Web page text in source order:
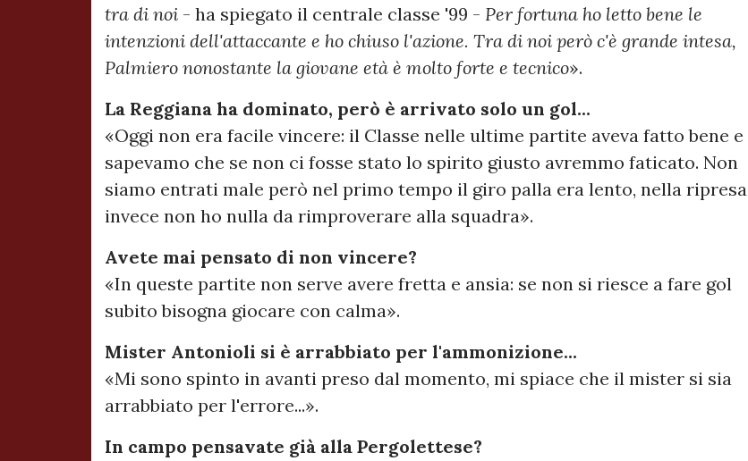
tra di noi - ha spiegato il centrale classe '99 - Per fortuna ho letto bene le
intenzioni dell'attaccante e ho chiuso l'azione. Tra di noi però c'è grande intesa,
Palmiero nonostante la giovane età è molto forte e tecnico».
La Reggiana ha dominato, però è arrivato solo un gol...
«Oggi non era facile vincere: il Classe nelle ultime partite aveva fatto bene e
sapevamo che se non ci fosse stato lo spirito giusto avremmo faticato. Non
siamo entrati male però nel primo tempo il giro palla era lento, nella ripresa
invece non ho nulla da rimproverare alla squadra».
Avete mai pensato di non vincere?
«In queste partite non serve avere fretta e ansia: se non si riesce a fare gol
subito bisogna giocare con calma».
Mister Antonioli si è arrabbiato per l'ammonizione...
«Mi sono spinto in avanti preso dal momento, mi spiace che il mister si sia
arrabbiato per l'errore...».
In campo pensavate già alla Pergolettese?